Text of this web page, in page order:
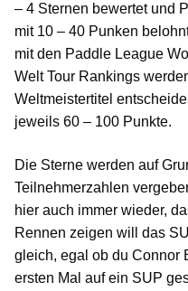
– 4 Sternen bewertet und
mit 10 – 40 Punken
mit den Paddle League
Welt Tour Rankings
Weltmeistertitel
jeweils 60 – 100 Punkte.
Die Sterne werden auf
Teilnehmerzahlen
hier auch immer wieder,
Rennen zeigen will das
gleich, egal ob du Connor
ersten Mal auf ein SUP